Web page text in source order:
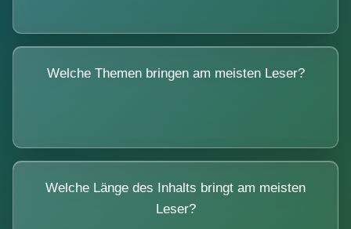
Welche Themen bringen am meisten Leser?
Welche Länge des Inhalts bringt am meisten
Leser?